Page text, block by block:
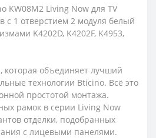
KW08М2 Living Now для TV
с 1 отверстием 2 модуля белый
K4202D, K4202F, K4953,
которая объединяет лучший
технологии Bticino. Всё это
простотой монтажа.
рамок в серии Living Now
отделки, подобранных
с лицевыми панелями.